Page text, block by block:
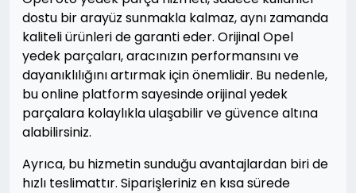
dostu bir arayüz sunmakla kalmaz, aynı zamanda
kaliteli ürünleri de garanti eder. Orijinal Opel
yedek parçaları, aracınızın performansını ve
dayanıklılığını artırmak için önemlidir. Bu nedenle,
bu online platform sayesinde orijinal yedek
parçalara kolaylıkla ulaşabilir ve güvence altına
alabilirsiniz.
Ayrıca, bu hizmetin sunduğu avantajlardan biri de
hızlı teslimattır. Siparişleriniz en kısa sürede